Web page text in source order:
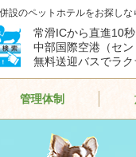
のペットホテルをお探しな
常滑ICから直進10秒
中部国際空港（セ
無料送迎バスでラク
管理体制